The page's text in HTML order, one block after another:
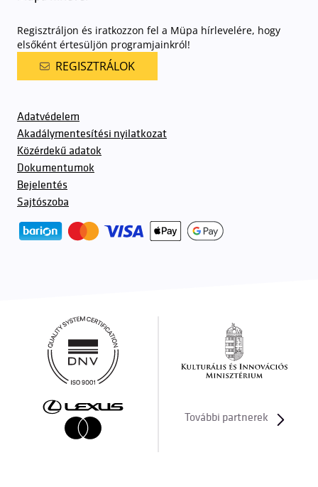
Regisztráljon és iratkozzon fel a Müpa hírlevelére, hogy
elsőként értesüljön programjainkról!
REGISZTRÁLOK
Adatvédelem
Akadálymentesítési nyilatkozat
Közérdekű adatok
Dokumentumok
Bejelentés
Sajtószoba
További partnerek